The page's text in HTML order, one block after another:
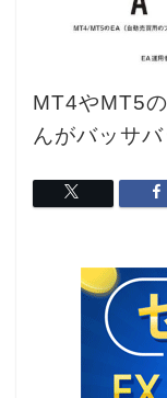
MT4やMT5
んがバッサ